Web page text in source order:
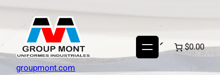
groupmont.com
$0.00